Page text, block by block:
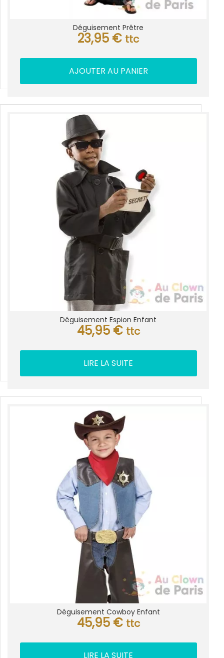
Déguisement Prêtre
23,95 € ttc
AJOUTER AU PANIER
Déguisement Espion Enfant
45,95 € ttc
LIRE LA SUITE
Déguisement Cowboy Enfant
45,95 € ttc
LIRE LA SUITE